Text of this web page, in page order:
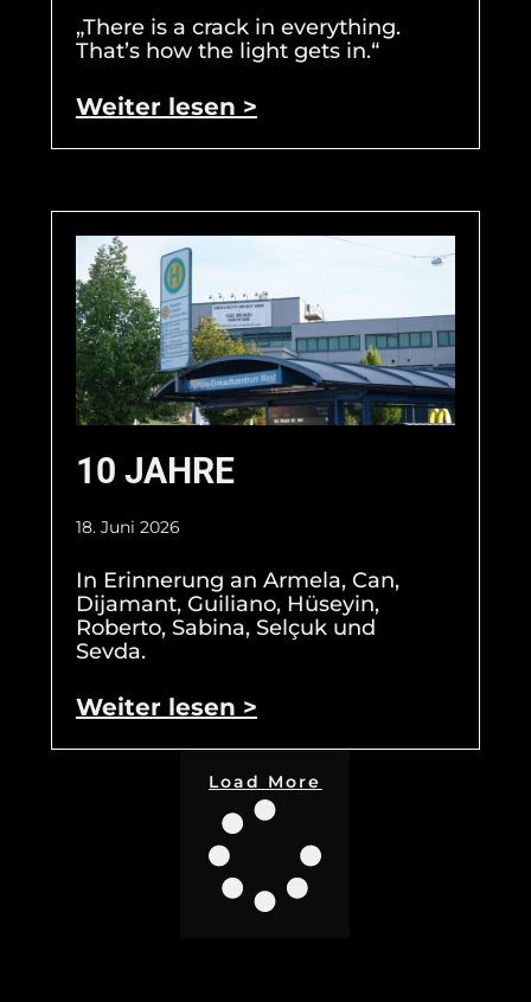
„There is a crack in everything.
That’s how the light gets in.“
Weiter lesen >
10 JAHRE
18. Juni 2026
In Erinnerung an Armela, Can,
Dijamant, Guiliano, Hüseyin,
Roberto, Sabina, Selçuk und
Sevda.
Weiter lesen >
Load More